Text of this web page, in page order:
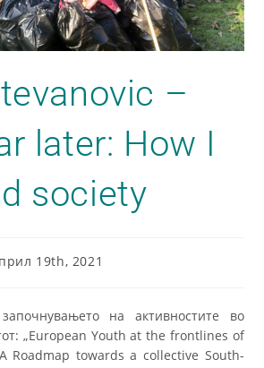
–
later: How I
society
19th, 2021
на активностите во
„European Youth at the frontlines of
Roadmap towards a collective South-